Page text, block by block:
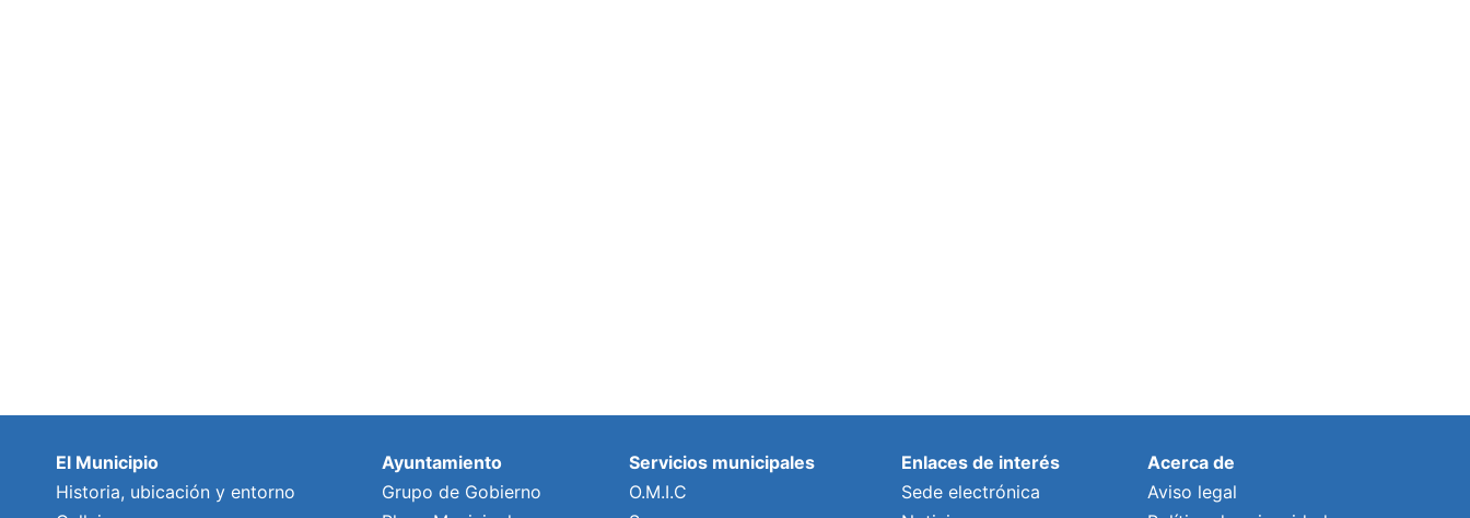
El Municipio
Historia, ubicación y entorno
Ayuntamiento
Grupo de Gobierno
Servicios municipales
O.M.I.C
Enlaces de interés
Sede electrónica
Acerca de
Aviso legal